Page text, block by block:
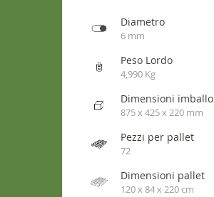
Diametro
6 mm
Peso Lordo
4,990 Kg
Dimensioni imballo
875 x 425 x 220 mm
Pezzi per pallet
72
Dimensioni pallet
120 x 84 x 220 cm